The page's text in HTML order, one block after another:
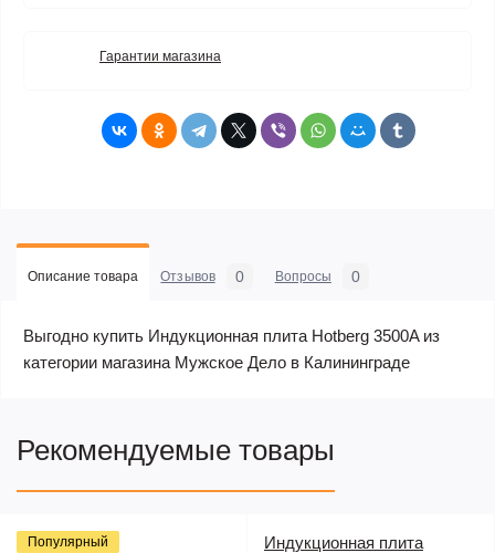
Гарантии магазина
Описание товара Отзывов 0 Вопросы 0
Выгодно купить Индукционная плита Hotberg 3500A из
категории магазина Мужское Дело в Калининграде
Рекомендуемые товары
Популярный
Индукционная плита